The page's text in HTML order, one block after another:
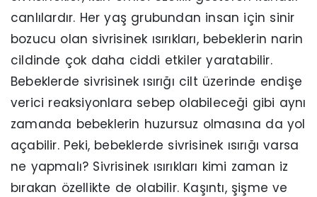
canlılardır. Her yaş grubundan insan için sinir
bozucu olan sivrisinek ısırıkları, bebeklerin narin
cildinde çok daha ciddi etkiler yaratabilir.
Bebeklerde sivrisinek ısırığı cilt üzerinde endişe
verici reaksiyonlara sebep olabileceği gibi aynı
zamanda bebeklerin huzursuz olmasına da yol
açabilir. Peki, bebeklerde sivrisinek ısırığı varsa
ne yapmalı? Sivrisinek ısırıkları kimi zaman iz
bırakan özellikte de olabilir. Kaşıntı, şişme ve